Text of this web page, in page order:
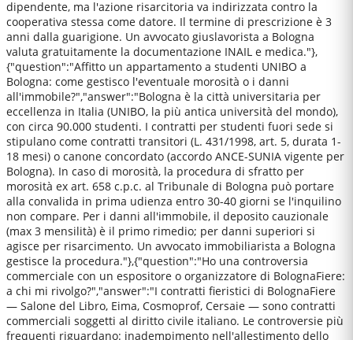
dipendente, ma l'azione risarcitoria va indirizzata contro la
cooperativa stessa come datore. Il termine di prescrizione è 3
anni dalla guarigione. Un avvocato giuslavorista a Bologna
valuta gratuitamente la documentazione INAIL e medica."},
{"question":"Affitto un appartamento a studenti UNIBO a
Bologna: come gestisco l'eventuale morosità o i danni
all'immobile?","answer":"Bologna è la città universitaria per
eccellenza in Italia (UNIBO, la più antica università del mondo),
con circa 90.000 studenti. I contratti per studenti fuori sede si
stipulano come contratti transitori (L. 431/1998, art. 5, durata 1-
18 mesi) o canone concordato (accordo ANCE-SUNIA vigente per
Bologna). In caso di morosità, la procedura di sfratto per
morosità ex art. 658 c.p.c. al Tribunale di Bologna può portare
alla convalida in prima udienza entro 30-40 giorni se l'inquilino
non compare. Per i danni all'immobile, il deposito cauzionale
(max 3 mensilità) è il primo rimedio; per danni superiori si
agisce per risarcimento. Un avvocato immobiliarista a Bologna
gestisce la procedura."},{"question":"Ho una controversia
commerciale con un espositore o organizzatore di BolognaFiere:
a chi mi rivolgo?","answer":"I contratti fieristici di BolognaFiere
— Salone del Libro, Eima, Cosmoprof, Cersaie — sono contratti
commerciali soggetti al diritto civile italiano. Le controversie più
frequenti riguardano: inadempimento nell'allestimento dello